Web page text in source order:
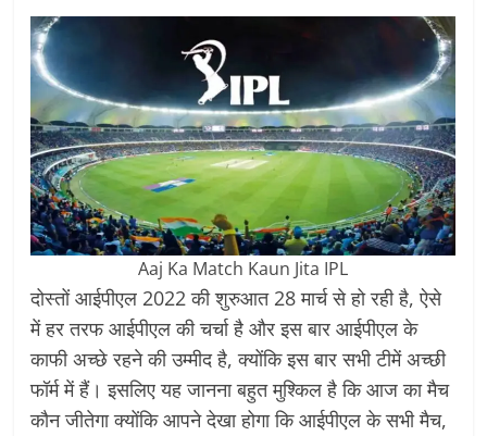
Aaj Ka Match Kaun Jita IPL
दोस्तों आईपीएल 2022 की शुरुआत 28 मार्च से हो रही है, ऐसे
में हर तरफ आईपीएल की चर्चा है और इस बार आईपीएल के
काफी अच्छे रहने की उम्मीद है, क्योंकि इस बार सभी टीमें अच्छी
फॉर्म में हैं। इसलिए यह जानना बहुत मुश्किल है कि आज का मैच
कौन जीतेगा क्योंकि आपने देखा होगा कि आईपीएल के सभी मैच,